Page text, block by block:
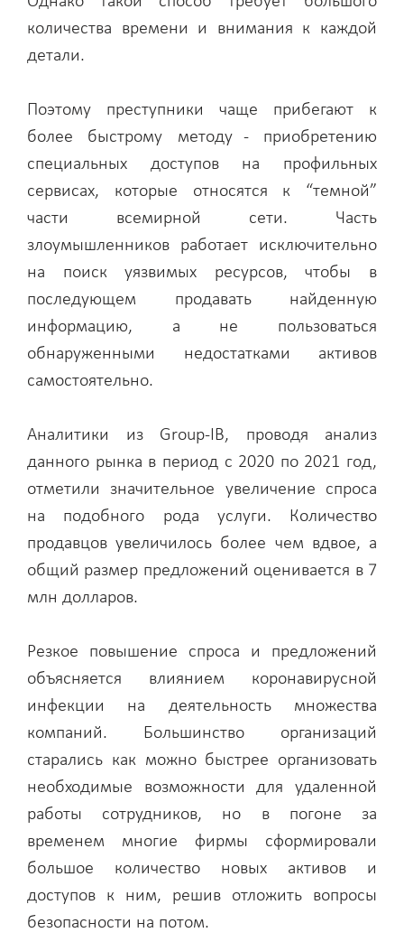
количества времени и внимания к каждой
детали.
Поэтому преступники чаще прибегают к
более быстрому методу - приобретению
специальных доступов на профильных
сервисах, которые относятся к “темной”
части всемирной сети. Часть
злоумышленников работает исключительно
на поиск уязвимых ресурсов, чтобы в
последующем продавать найденную
информацию, а не пользоваться
обнаруженными недостатками активов
самостоятельно.
Аналитики из Group-IB, проводя анализ
данного рынка в период с 2020 по 2021 год,
отметили значительное увеличение спроса
на подобного рода услуги. Количество
продавцов увеличилось более чем вдвое, а
общий размер предложений оценивается в 7
млн долларов.
Резкое повышение спроса и предложений
объясняется влиянием коронавирусной
инфекции на деятельность множества
компаний. Большинство организаций
старались как можно быстрее организовать
необходимые возможности для удаленной
работы сотрудников, но в погоне за
временем многие фирмы сформировали
большое количество новых активов и
доступов к ним, решив отложить вопросы
безопасности на потом.